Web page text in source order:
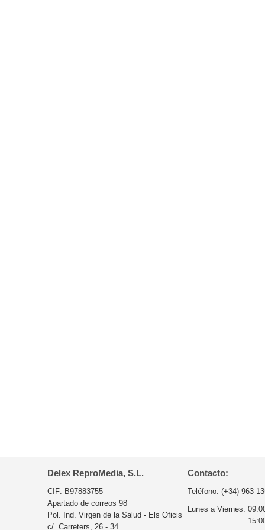
Delex ReproMedia, S.L.
CIF: B97883755
Apartado de correos 98
Pol. Ind. Virgen de la Salud - Els Oficis
c/. Carreters, 26 - 34
Contacto:
Teléfono: (+34) 963
Lunes a Viernes: